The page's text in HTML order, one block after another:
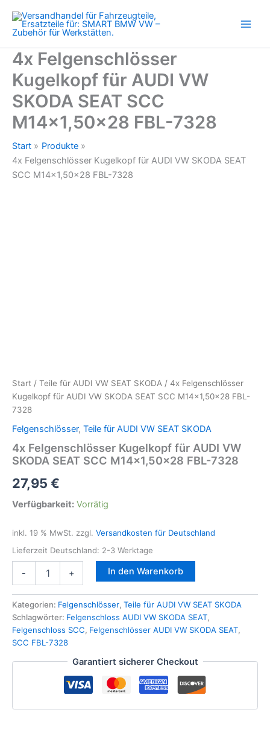
Inhalt
springen
4x Felgenschlösser
Kugelkopf für AUDI VW
SKODA SEAT SCC
M14x1,50×28 FBL-7328
Start
Produkte
4x Felgenschlösser Kugelkopf für AUDI VW SKODA SEAT
SCC M14x1,50×28 FBL-7328
Start / Teile für AUDI VW SEAT SKODA / 4x Felgenschlösser
Kugelkopf für AUDI VW SKODA SEAT SCC M14x1,50×28 FBL-
7328
Felgenschlösser, Teile für AUDI VW SEAT SKODA
4x Felgenschlösser Kugelkopf für AUDI VW
SKODA SEAT SCC M14x1,50×28 FBL-7328
27,95 €
Verfügbarkeit: Vorrätig
inkl. 19 % MwSt. zzgl. Versandkosten für Deutschland
Lieferzeit Deutschland: 2-3 Werktage
-
Felgenschlösser
für
AUDI
VW
SKODA
SCC
M14x1,50x28
Menge
+ In den Warenkorb
Kategorien: Felgenschlösser, Teile für AUDI VW SEAT SKODA
Schlagwörter: Felgenschloss AUDI VW SKODA SEAT,
Felgenschloss SCC, Felgenschlösser AUDI VW SKODA SEAT,
SCC FBL-7328
Garantiert sicherer Checkout
SKODA
SEAT
SCC
M14x1,50x28
FBL-
7328
Menge